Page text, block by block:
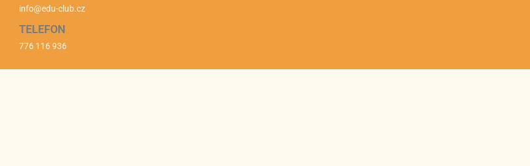
info@edu-club.cz
TELEFON
776 116 936